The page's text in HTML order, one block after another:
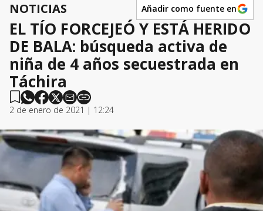
NOTICIAS Añadir como fuente en
EL TÍO FORCEJEÓ Y ESTÁ HERIDO
DE BALA: búsqueda activa de
niña de 4 años secuestrada en
Táchira
2 de enero de 2021 | 12:24